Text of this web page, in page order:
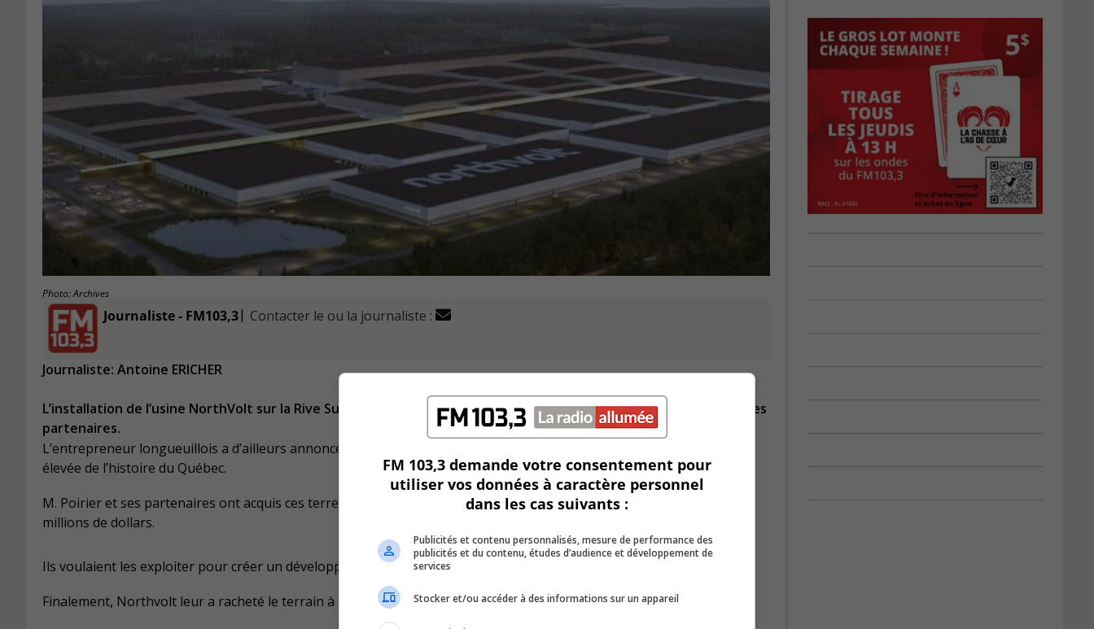
Photo: Archives
Journaliste - FM103,3| Contacter le ou la journaliste :
Journaliste: Antoine ERICHER
L’installation de l’usine NorthVolt sur la Rive Sud rapportera 240 millions de dollars au promoteur Luc Poirier et ses
partenaires.
L’entrepreneur longueuillois a d’ailleurs annoncé le 1er novembre sur Facebook que la vente de ce terrain est la plus
élevée de l’histoire du Québec.
M. Poirier et ses partenaires ont acquis ces terres à Saint-Basile-le-Grand et McMasterville en 2015, au coût de 20
millions de dollars.
Ils voulaient les exploiter pour créer un développement immobilier de 5000 unités, le Quartier MC2.
Finalement, Northvolt leur a racheté le terrain à la fin du mois d’octobre.
FM 103,3 demande votre consentement pour
utiliser vos données à caractère personnel
dans les cas suivants :
Publicités et contenu personnalisés, mesure de performance des
publicités et du contenu, études d’audience et développement de
services
Stocker et/ou accéder à des informations sur un appareil